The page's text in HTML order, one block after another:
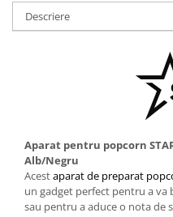
Descriere
Aparat pentru popcorn
Alb/Negru
Acestaparat de preparat
un gadget perfect pentru a va
sau pentru a aduce o nota de